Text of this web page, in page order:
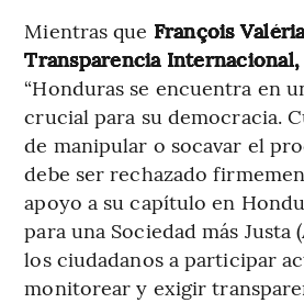
Mientras que François
Transparencia Internacional,
“Honduras se encuentra en
crucial para su democracia.
de manipular o socavar el
debe ser rechazado
apoyo a su capítulo en
para una Sociedad más Justa
los ciudadanos a participar
monitorear y exigir